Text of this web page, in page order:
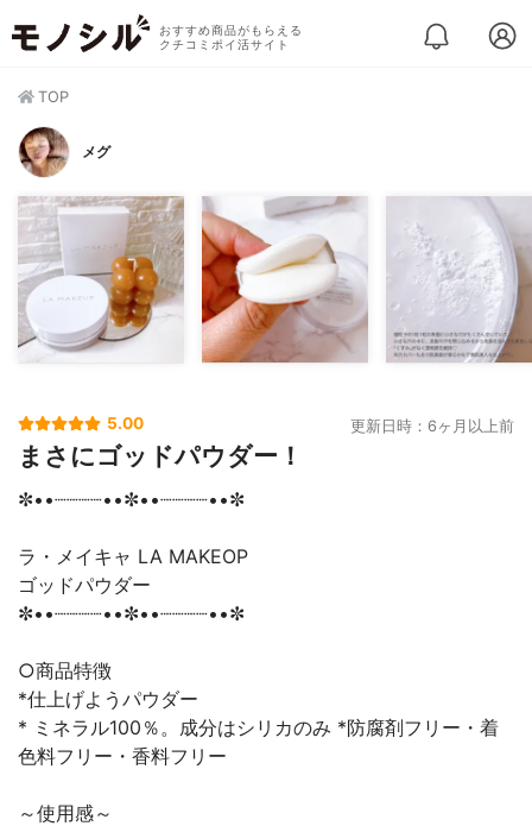
おすすめ商品がもらえる
クチコミポイ活サイト
TOP
メグ
5.00 更新日時：6ヶ月以上前
まさにゴッドパウダー！
✼••┈┈┈┈••✼••┈┈┈┈••✼
ラ・メイキャ LA MAKEOP
ゴッドパウダー
✼••┈┈┈┈••✼••┈┈┈┈••✼
○商品特徴
*仕上げようパウダー
* ミネラル100％。成分はシリカのみ *防腐剤フリー・着
色料フリー・香料フリー
～使用感～